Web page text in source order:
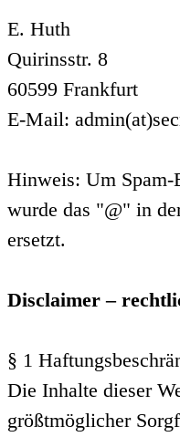
E. Huth
Quirinsstr. 8
60599 Frankfurt
E-Mail:
Hinweis: Um
wurde das "@" in
ersetzt.
Disclaimer –
§ 1
Die Inhalte dieser
größtmöglicher